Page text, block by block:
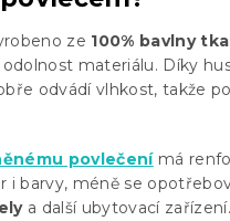
ze 100% bavlny
materiálu. Díky
odvádí vlhkost, takže
povlečenímá
i barvy, méně se
a další ubytovací